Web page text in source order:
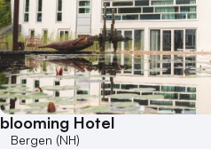
blooming Hotel
Bergen (NH)